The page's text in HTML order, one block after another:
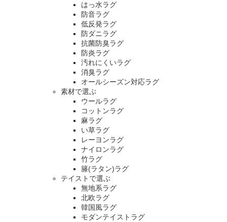
はっ水ラグ
防音ラグ
低反発ラグ
防ダニラグ
抗菌防臭ラグ
防炎ラグ
汚れにくいラグ
消臭ラグ
オールシーズン対応ラグ
素材で選ぶ
ウールラグ
コットンラグ
麻ラグ
い草ラグ
レーヨンラグ
ナイロンラグ
竹ラグ
籐(ラタン)ラグ
テイストで選ぶ
無地系ラグ
北欧ラグ
韓国風ラグ
モダンテイストラグ